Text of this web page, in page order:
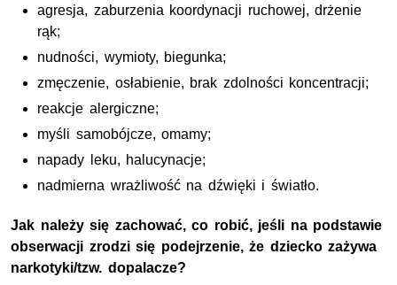
agresja, zaburzenia koordynacji ruchowej, drżenie
rąk;
nudności, wymioty, biegunka;
zmęczenie, osłabienie, brak zdolności koncentracji;
reakcje alergiczne;
myśli samobójcze, omamy;
napady leku, halucynacje;
nadmierna wrażliwość na dźwięki i światło.
Jak należy się zachować, co robić, jeśli na podstawie
obserwacji zrodzi się podejrzenie, że dziecko zażywa
narkotyki/tzw. dopalacze?